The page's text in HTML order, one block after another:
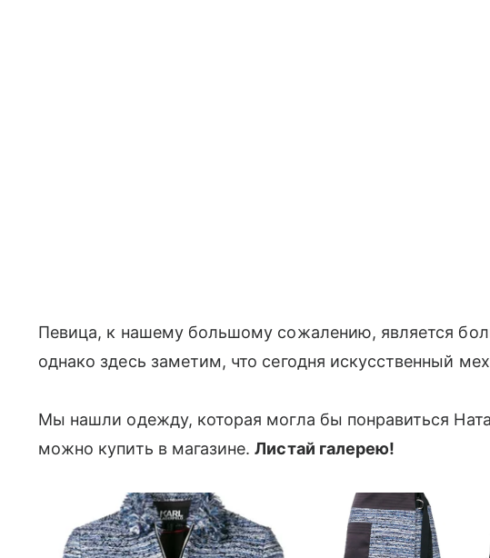
Певица, к нашему большому сожалению, является
однако здесь заметим, что сегодня искусственный
Мы нашли одежду, которая могла бы понравиться
можно купить в магазине.Листай галерею!